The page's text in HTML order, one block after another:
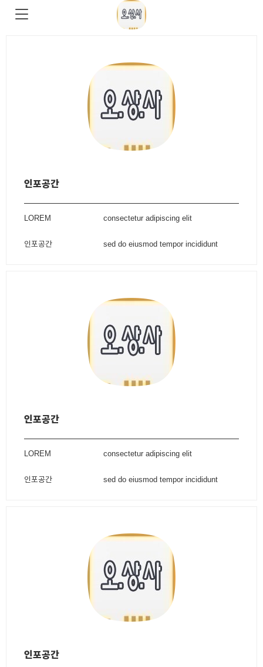
인포공간
LOREM
인포공간
consectetur adipiscing elit
sed do eiusmod tempor incididunt
인포공간
LOREM
인포공간
consectetur adipiscing elit
sed do eiusmod tempor incididunt
인포공간